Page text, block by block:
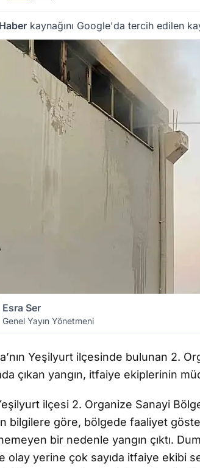
kaynağını Google'da tercih edilen
Esra Ser
Genel Yayın Yönetmeni
Yeşilyurt ilçesinde bulunan 2.
çıkan yangın, itfaiye ekiplerinin
ilçesi 2. Organize Sanayi
bilgilere göre, bölgede faaliyet
bir nedenle yangın çıktı.
olay yerine çok sayıda itfaiye ekibi